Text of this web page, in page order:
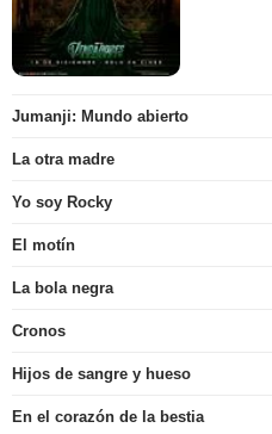
Jumanji: Mundo abierto
La otra madre
Yo soy Rocky
El motín
La bola negra
Cronos
Hijos de sangre y hueso
En el corazón de la bestia